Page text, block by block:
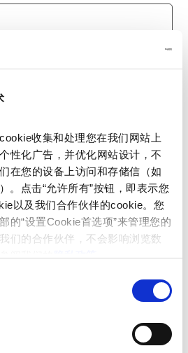
收集和处理您在我们网站上
性化广告，并优化网站设计，不
在您的设备上访问和存储信（如
。点击“允许所有”按钮，即表示您
以及我们合作伙伴的cookie。您
的“设置Cookie首选项”来管理您的
们的合作伙伴，不会影响浏览数
阅我们的隐私政策。